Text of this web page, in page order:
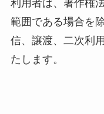
利用者は、著作権
範囲である場合を
信、譲渡、二次利
たします。